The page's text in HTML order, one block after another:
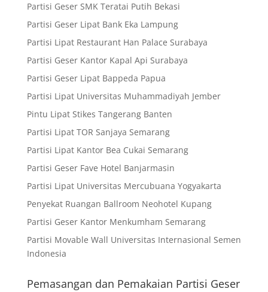
Partisi Geser SMK Teratai Putih Bekasi
Partisi Geser Lipat Bank Eka Lampung
Partisi Lipat Restaurant Han Palace Surabaya
Partisi Geser Kantor Kapal Api Surabaya
Partisi Geser Lipat Bappeda Papua
Partisi Lipat Universitas Muhammadiyah Jember
Pintu Lipat Stikes Tangerang Banten
Partisi Lipat TOR Sanjaya Semarang
Partisi Lipat Kantor Bea Cukai Semarang
Partisi Geser Fave Hotel Banjarmasin
Partisi Lipat Universitas Mercubuana Yogyakarta
Penyekat Ruangan Ballroom Neohotel Kupang
Partisi Geser Kantor Menkumham Semarang
Partisi Movable Wall Universitas Internasional Semen
Indonesia
Pemasangan dan Pemakaian Partisi Geser